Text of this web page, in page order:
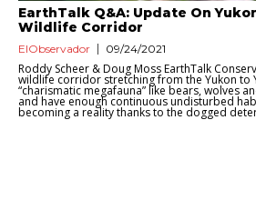
EarthTalk Q&A: Update On
Wildlife Corridor
ElObservador 09/24/2021
Roddy Scheer & Doug Moss EarthTalk
wildlife corridor stretching from the Yukon to
“charismatic megafauna” like bears, wolves
and have enough continuous undisturbed
becoming a reality thanks to the dogged